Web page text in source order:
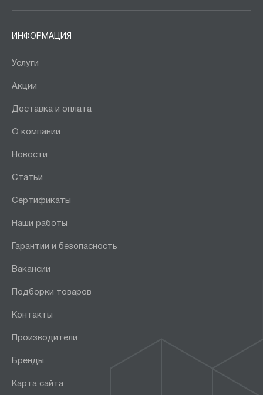
ИНФОРМАЦИЯ
Услуги
Акции
Доставка и оплата
О компании
Новости
Статьи
Сертификаты
Наши работы
Гарантии и безопасность
Вакансии
Подборки товаров
Контакты
Производители
Бренды
Карта сайта